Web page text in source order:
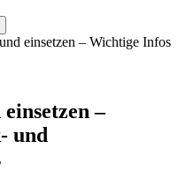
einsetzen – Wichtige Infos
–
und